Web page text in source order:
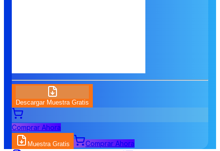
Descargar Muestra Gratis
Comprar Ahora
Muestra Gratis
Comprar Ahora